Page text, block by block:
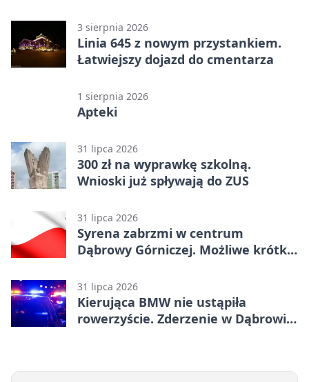
3 sierpnia 2026
Linia 645 z nowym przystankiem.
Łatwiejszy dojazd do cmentarza
1 sierpnia 2026
Apteki
31 lipca 2026
300 zł na wyprawkę szkolną.
Wnioski już spływają do ZUS
31 lipca 2026
Syrena zabrzmi w centrum
Dąbrowy Górniczej. Możliwe krótkie
31 lipca 2026
Kierująca BMW nie ustąpiła
rowerzyście. Zderzenie w Dąbrowie